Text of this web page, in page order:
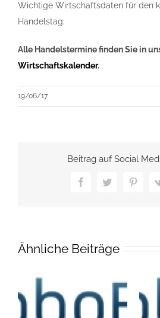
Wichtige Wirtschaftsdaten für den
Handelstag:
Alle Handelstermine finden Sie in
Wirtschaftskalender.
19/06/17
Beitrag auf Social
FacebookTwitter
Ähnliche Beiträge